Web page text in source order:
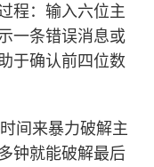
程：输入六位主
一条错误消息或
于确认前四位数
间来暴力破解主
钟就能破解最后